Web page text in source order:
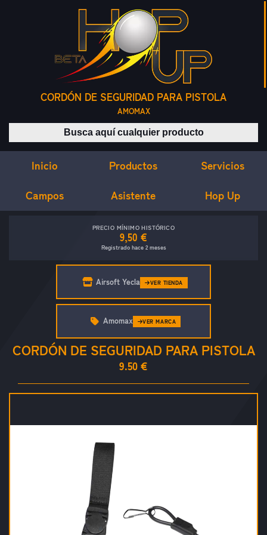
CORDÓN DE SEGURIDAD PARA PISTOLA
AMOMAX
Buscar productos
Inicio Productos Servicios
Campos Asistente Hop Up
PRECIO MÍNIMO HISTÓRICO
9,50 €
Registrado hace 2 meses
Airsoft Yecla VER TIENDA
CORDÓN DE SEGURIDAD PARA PISTOLA
9.50 €
Amomax VER MARCA